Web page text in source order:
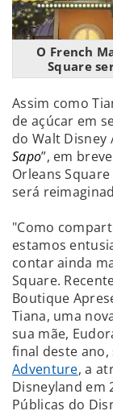
O French
Square
Assim como
de açúcar em
do Walt Disney
Sapo”, em
Orleans
será
"Como
estamos
contar ainda
Square.
Boutique
Tiana, uma
sua mãe,
final deste
Adventure, a
Disneyland em
Públicas do